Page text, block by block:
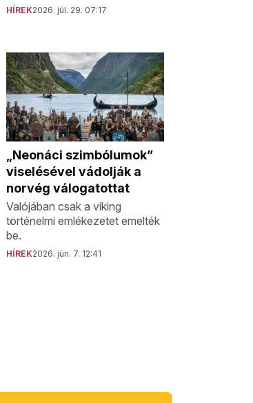
HÍREK2026. júl. 29. 07:17
„Neonáci szimbólumok”
viselésével vádolják a
norvég válogatottat
Valójában csak a viking
történelmi emlékezetet emelték
be.
HÍREK2026. jún. 7. 12:41